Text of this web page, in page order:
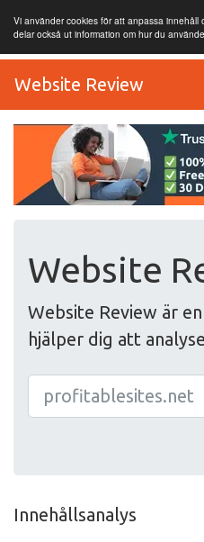
Vi använder cookies för att anpassa
delar också ut information om hur du
Website Review
Website
Website Review är
hjälper dig att
Innehållsanalys